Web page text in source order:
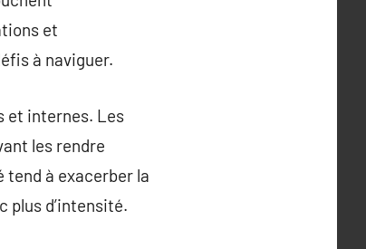
et
à naviguer.
et internes. Les
les rendre
à exacerber la
plus d’intensité.